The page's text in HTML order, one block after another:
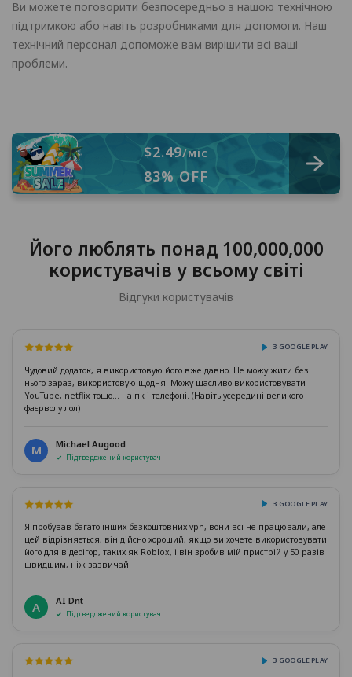
Ви можете поговорити безпосередньо з нашою технічною
підтримкою або навіть розробниками для допомоги. Наш
технічний персонал допоможе вам вирішити всі ваші
проблеми.
$2.49/міс
83% OFF
Його люблять понад 100,000,000
користувачів у всьому світі
Відгуки користувачів
З GOOGLE PLAY
Чудовий додаток, я використовую його вже давно. Не можу жити без
нього зараз, використовую щодня. Можу щасливо використовувати
YouTube, netflix тощо... на пк і телефоні. (Навіть усередині великого
фаєрволу лол)
M Michael Augood
Підтверджений користувач
З GOOGLE PLAY
Я пробував багато інших безкоштовних vpn, вони всі не працювали, але
цей відрізняється, він дійсно хороший, якщо ви хочете використовувати
його для відеоігор, таких як Roblox, і він зробив мій пристрій у 50 разів
швидшим, ніж зазвичай.
A AI Dnt
Підтверджений користувач
З GOOGLE PLAY